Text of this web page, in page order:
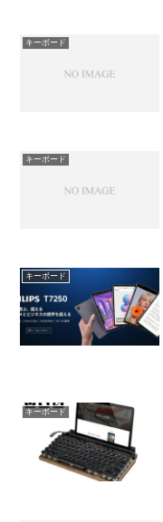
キーボード
キーボード
キーボード
キーボード